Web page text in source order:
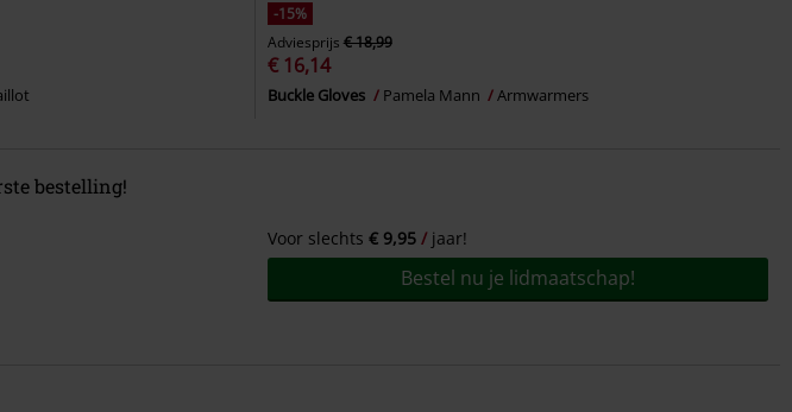
-15%
Adviesprijs € 18,99
€ 16,14
Buckle Gloves Pamela Mann Armwarmers
bestelling!
Voor slechts € 9,95 jaar!
Bestel nu je lidmaatschap!